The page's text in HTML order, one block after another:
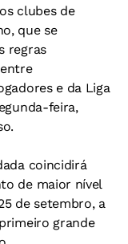
clubes de
que se
regras
e da Liga
feira,
coincidirá
de maior nível
de setembro, a
grande